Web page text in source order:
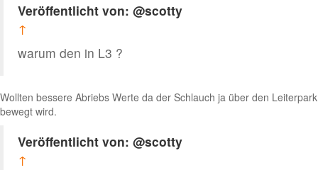
Veröffentlicht von: @scotty
↑
warum den in L3 ?
Wollten bessere Abriebs Werte da der Schlauch ja über den Leiterpark
bewegt wird.
Veröffentlicht von: @scotty
↑